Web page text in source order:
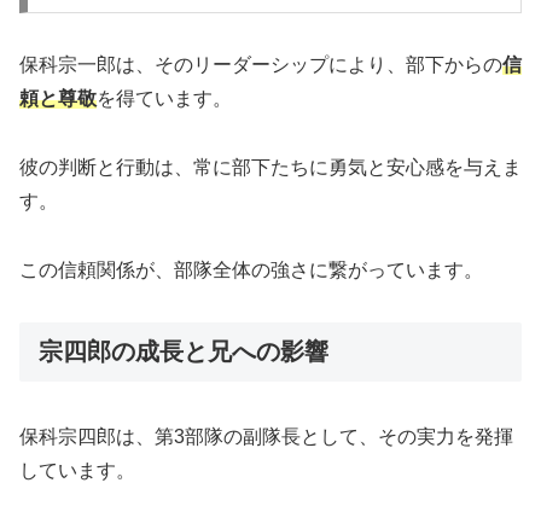
保科宗一郎は、そのリーダーシップにより、部下からの信
頼と尊敬を得ています。
彼の判断と行動は、常に部下たちに勇気と安心感を与えま
す。
この信頼関係が、部隊全体の強さに繋がっています。
宗四郎の成長と兄への影響
保科宗四郎は、第3部隊の副隊長として、その実力を発揮
しています。